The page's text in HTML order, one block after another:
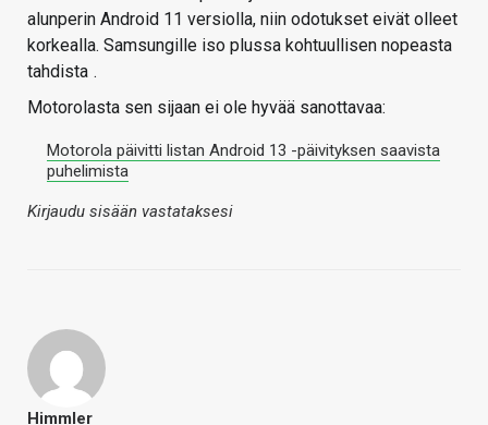
alunperin Android 11 versiolla, niin odotukset eivät olleet
korkealla. Samsungille iso plussa kohtuullisen nopeasta
tahdista .
Motorolasta sen sijaan ei ole hyvää sanottavaa:
Motorola päivitti listan Android 13 -päivityksen saavista
puhelimista
Kirjaudu sisään vastataksesi
Himmler